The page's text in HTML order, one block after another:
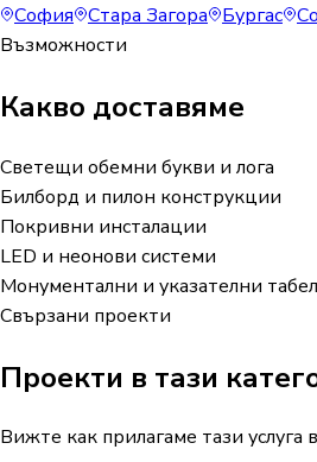
София Стара Загора Бургас
Възможности
Какво доставяме
Светещи обемни букви и лога
Билборд и пилон конструкции
Покривни инсталации
LED и неонови системи
Монументални и указателни
Свързани проекти
Проекти в тази
Вижте как прилагаме тази услуга